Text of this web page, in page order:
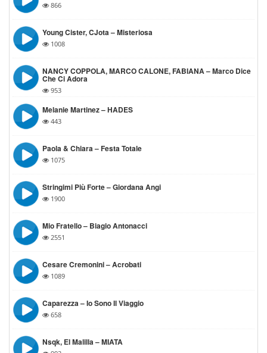
866
Young Cister, CJota – Misteriosa
1008
NANCY COPPOLA, MARCO CALONE, FABIANA – Marco Dice
Che Ci Adora
953
Melanie Martinez – HADES
443
Paola & Chiara – Festa Totale
1075
Stringimi Più Forte – Giordana Angi
1900
Mio Fratello – Biagio Antonacci
2551
Cesare Cremonini – Acrobati
1089
Caparezza – Io Sono Il Viaggio
658
Nsqk, El Malilla – MIATA